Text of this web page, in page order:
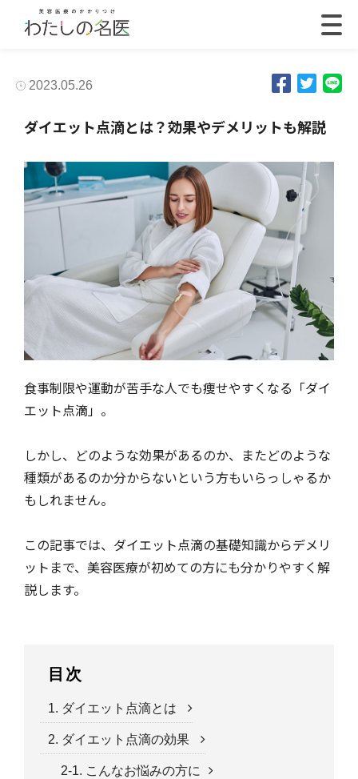
2023.05.26
ダイエット点滴とは？効果やデメリットも解説
食事制限や運動が苦手な人でも痩せやすくなる「ダイ
エット点滴」。
しかし、どのような効果があるのか、またどのような
種類があるのか分からないという方もいらっしゃるか
もしれません。
この記事では、ダイエット点滴の基礎知識からデメリ
ットまで、美容医療が初めての方にも分かりやすく解
説します。
目次
1. ダイエット点滴とは
2. ダイエット点滴の効果
2-1. こんなお悩みの方に